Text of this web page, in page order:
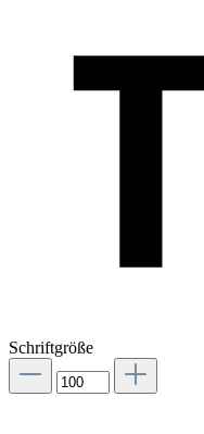
Schriftgröße